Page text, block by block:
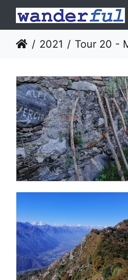
2021 Tour 20 -